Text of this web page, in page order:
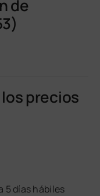
de
precios
5 días hábiles